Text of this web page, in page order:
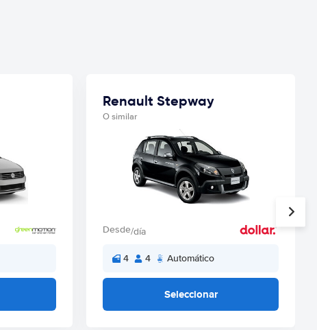
Renault Stepway
O similar
Desde/día
4 4 Automático
Seleccionar